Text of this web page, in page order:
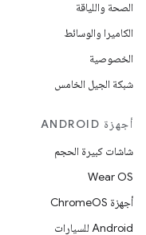
الصحة واللياقة
الكاميرا والوسائط
الخصوصية
شبكة الجيل الخامس
أجهزة ANDROID
شاشات كبيرة الحجم
Wear OS
أجهزة ChromeOS
Android للسيارات